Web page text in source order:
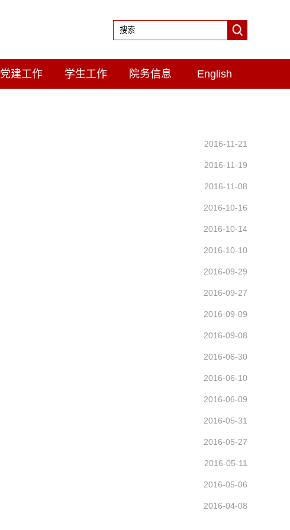
党建工作 学生工作 院务信息 English
2016-11-21
2016-11-19
2016-11-08
2016-10-16
2016-10-14
2016-10-10
2016-09-29
2016-09-27
2016-09-09
2016-09-08
2016-06-30
2016-06-10
2016-06-09
2016-05-31
2016-05-27
2016-05-11
2016-05-06
2016-04-08